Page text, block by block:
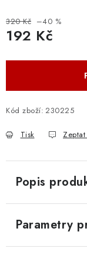
ZÁSADY
O
OBCHODNÍ
ZÁSADY
320 Kč –40 %
192 Kč
Kód zboží: 230225
Tisk Zeptat
Popis
Parametry